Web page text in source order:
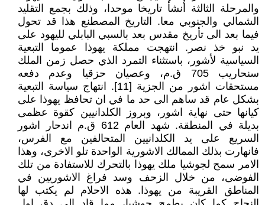
والمرحلة الثالثة أنشأ تاريخا موحدا، وذلك بجمع التقليد
الشمالي والجنوبي معا. التاريخ المصطنع هذا قد تحول
فيما بعد الى تأريخ مقدس بعد بالسبي البابلي لليهود على
يد نبو خذ نصر. انتهجت مملكة يهوذا عموما التبعية
السياسية لأشور، باستثناء التمرد الذي حصل زمن الملك
سنحاريب 705 ق.م، وعصيان حزقيا وعدم دفعه
مستحقات اشور من الجزية [11]. انتهاج سياسة التبعية
بشكل عام قد ساهم الى حد ما في ان تحافظ يهوذا على
كيانها حتى نهاية اشور، وبروز الكلدانيين كقوة عظمى
بديلة في المنطقة. شهد العام 612 ق.م اندحار اشور
السريع على يد الكلدانيين المتحالفين مع الفرس،
فانهارت بذلك الممالك الاشورية الواحدة تلو الاخرى، وهذا
الامر سمح لجوشيا ملك يهوذا بالتحرك للاستفادة من تلك
الفوضى، من خلال الزحف وسد فراغ الاشوريين في
المناطق القريبة من يهوذا. هذه الاحلام لم يكتب لها